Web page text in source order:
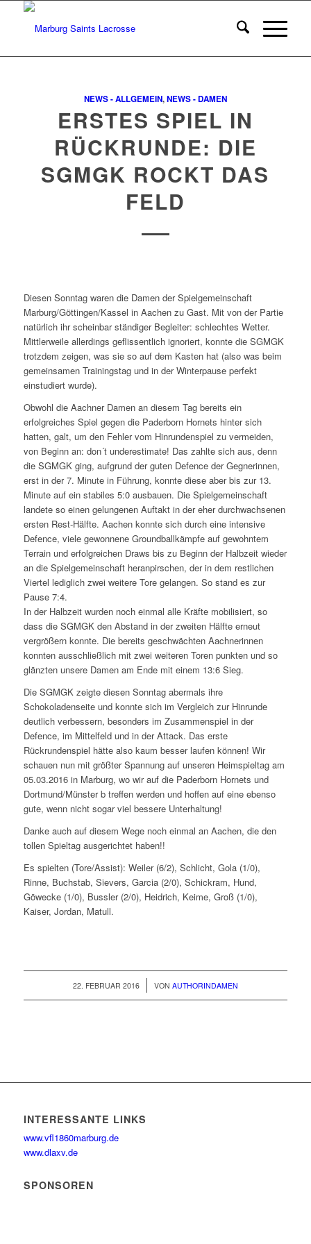
NEWS - ALLGEMEIN,NEWS - DAMEN
ERSTES SPIEL IN
RÜCKRUNDE: DIE
SGMGK ROCKT DAS
FELD
Diesen Sonntag waren die Damen der Spielgemeinschaft
Marburg/Göttingen/Kassel in Aachen zu Gast. Mit von der Partie
natürlich ihr scheinbar ständiger Begleiter: schlechtes Wetter.
Mittlerweile allerdings geflissentlich ignoriert, konnte die SGMGK
trotzdem zeigen, was sie so auf dem Kasten hat (also was beim
gemeinsamen Trainingstag und in der Winterpause perfekt
einstudiert wurde).
Obwohl die Aachner Damen an diesem Tag bereits ein
erfolgreiches Spiel gegen die Paderborn Hornets hinter sich
hatten, galt, um den Fehler vom Hinrundenspiel zu vermeiden,
von Beginn an: don´t underestimate! Das zahlte sich aus, denn
die SGMGK ging, aufgrund der guten Defence der Gegnerinnen,
erst in der 7. Minute in Führung, konnte diese aber bis zur 13.
Minute auf ein stabiles 5:0 ausbauen. Die Spielgemeinschaft
landete so einen gelungenen Auftakt in der eher durchwachsenen
ersten Rest-Hälfte. Aachen konnte sich durch eine intensive
Defence, viele gewonnene Groundballkämpfe auf gewohntem
Terrain und erfolgreichen Draws bis zu Beginn der Halbzeit wieder
an die Spielgemeinschaft heranpirschen, der in dem restlichen
Viertel lediglich zwei weitere Tore gelangen. So stand es zur
Pause 7:4.
In der Halbzeit wurden noch einmal alle Kräfte mobilisiert, so
dass die SGMGK den Abstand in der zweiten Hälfte erneut
vergrößern konnte. Die bereits geschwächten Aachnerinnen
konnten ausschließlich mit zwei weiteren Toren punkten und so
glänzten unsere Damen am Ende mit einem 13:6 Sieg.
Die SGMGK zeigte diesen Sonntag abermals ihre
Schokoladenseite und konnte sich im Vergleich zur Hinrunde
deutlich verbessern, besonders im Zusammenspiel in der
Defence, im Mittelfeld und in der Attack. Das erste
Rückrundenspiel hätte also kaum besser laufen können! Wir
schauen nun mit größter Spannung auf unseren Heimspieltag am
05.03.2016 in Marburg, wo wir auf die Paderborn Hornets und
Dortmund/Münster b treffen werden und hoffen auf eine ebenso
gute, wenn nicht sogar viel bessere Unterhaltung!
Danke auch auf diesem Wege noch einmal an Aachen, die den
tollen Spieltag ausgerichtet haben!!
Es spielten (Tore/Assist): Weiler (6/2), Schlicht, Gola (1/0),
Rinne, Buchstab, Sievers, Garcia (2/0), Schickram, Hund,
Göwecke (1/0), Bussler (2/0), Heidrich, Keime, Groß (1/0),
Kaiser, Jordan, Matull.
22. FEBRUAR 2016
/ VON AUTHORINDAMEN
INTERESSANTE LINKS
www.vfl1860marburg.de
www.dlaxv.de
SPONSOREN